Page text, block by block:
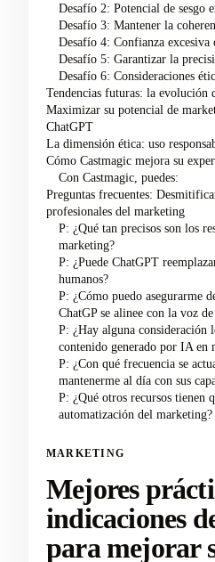
Desafío 2: Potencial de sesgo
Desafío 3: Mantener la
Desafío 4: Confianza
Desafío 5: Garantizar la
Desafío 6: Consideraciones
Tendencias futuras: la
Maximizar su potencial de
ChatGPT
La dimensión ética: uso
Cómo Castmagic mejora su
Con Castmagic, puedes:
Preguntas frecuentes:
profesionales del marketing
P: ¿Qué tan precisos son los
marketing?
P: ¿Puede ChatGPT
humanos?
P: ¿Cómo puedo asegurarme
ChatGP se alinee con la voz
P: ¿Hay alguna consideración
contenido generado por IA en
P: ¿Con qué frecuencia se
mantenerme al día con sus
P: ¿Qué otros recursos tienen
automatización del marketing?
MARKETING
Mejores
indicaciones
para mejorar